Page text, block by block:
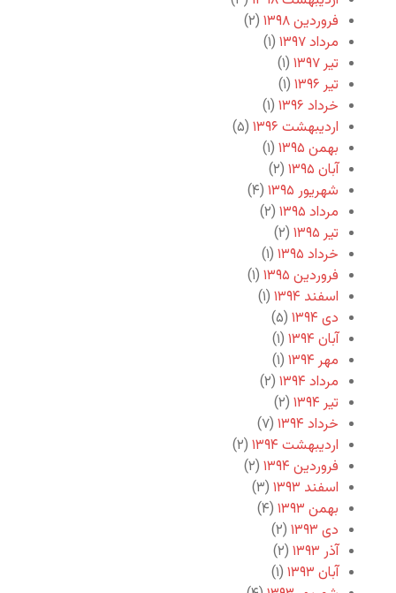
فروردین ۱۳۹۸
(۲)
مرداد ۱۳۹۷
(۱)
تیر ۱۳۹۷
(۱)
تیر ۱۳۹۶
(۱)
خرداد ۱۳۹۶
(۱)
اردیبهشت ۱۳۹۶
(۵)
بهمن ۱۳۹۵
(۱)
آبان ۱۳۹۵
(۲)
شهریور ۱۳۹۵
(۴)
مرداد ۱۳۹۵
(۲)
تیر ۱۳۹۵
(۲)
خرداد ۱۳۹۵
(۱)
فروردین ۱۳۹۵
(۱)
اسفند ۱۳۹۴
(۱)
دی ۱۳۹۴
(۵)
آبان ۱۳۹۴
(۱)
مهر ۱۳۹۴
(۱)
مرداد ۱۳۹۴
(۲)
تیر ۱۳۹۴
(۲)
خرداد ۱۳۹۴
(۷)
اردیبهشت ۱۳۹۴
(۲)
فروردین ۱۳۹۴
(۲)
اسفند ۱۳۹۳
(۳)
بهمن ۱۳۹۳
(۴)
دی ۱۳۹۳
(۲)
آذر ۱۳۹۳
(۲)
آبان ۱۳۹۳
(۱)